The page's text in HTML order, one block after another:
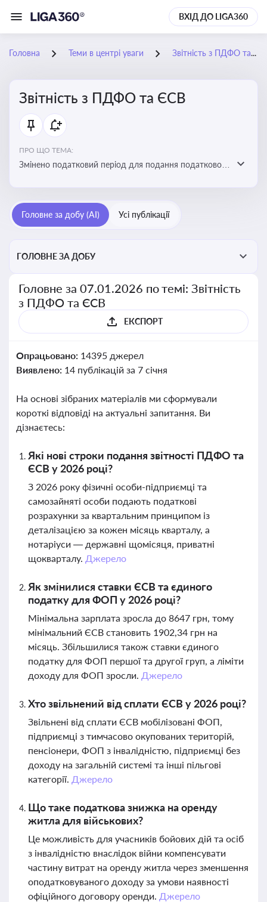
ВХІД ДО LIGA360
Головна Теми в центрі уваги Звітність з ПДФО та ЄСВ
Звітність з ПДФО та ЄСВ
ПРО ЩО ТЕМА:
Змінено податковий період для подання податкового
Головне за добу (AI) Усі публікації
ГОЛОВНЕ ЗА ДОБУ
Головне за 07.01.2026 по темі: Звітність
з ПДФО та ЄСВ
ЕКСПОРТ
Опрацьовано: 14395 джерел
Виявлено: 14 публікацій за 7 січня
На основі зібраних матеріалів ми сформували
короткі відповіді на актуальні запитання. Ви
дізнаєтесь:
Які нові строки подання звітності ПДФО та
ЄСВ у 2026 році?
З 2026 року фізичні особи-підприємці та
самозайняті особи подають податкові
розрахунки за квартальним принципом із
деталізацією за кожен місяць кварталу, а
нотаріуси — державні щомісяця, приватні
щокварталу. Джерело
Як змінилися ставки ЄСВ та єдиного
податку для ФОП у 2026 році?
Мінімальна зарплата зросла до 8647 грн, тому
мінімальний ЄСВ становить 1902,34 грн на
місяць. Збільшилися також ставки єдиного
податку для ФОП першої та другої груп, а ліміти
доходу для ФОП зросли. Джерело
Хто звільнений від сплати ЄСВ у 2026 році?
Звільнені від сплати ЄСВ мобілізовані ФОП,
підприємці з тимчасово окупованих територій,
пенсіонери, ФОП з інвалідністю, підприємці без
доходу на загальній системі та інші пільгові
категорії. Джерело
Що таке податкова знижка на оренду
житла для військових?
Це можливість для учасників бойових дій та осіб
з інвалідністю внаслідок війни компенсувати
частину витрат на оренду житла через зменшення
оподатковуваного доходу за умови наявності
офіційного договору оренди. Джерело